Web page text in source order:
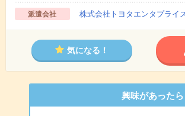
派遣会社 株式会社トヨタエンタプライ
気になる！
興味があった